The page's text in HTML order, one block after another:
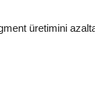
üretimini